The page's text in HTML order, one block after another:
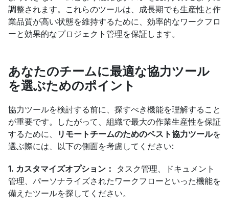
調整されます。これらのツールは、成長期でも生産性と作
業品質が高い状態を維持するために、効率的なワークフロ
ーと効果的なプロジェクト管理を保証します。
あなたのチームに最適な協力ツール
を選ぶためのポイント
協力ツールを検討する前に、探すべき機能を理解すること
が重要です。したがって、組織で最大の作業生産性を保証
するために、
リモートチームのためのベスト協力ツールを
選ぶ際には、以下の側面を考慮してください:
1. カスタマイズオプション：
タスク管理、ドキュメント
管理、パーソナライズされたワークフローといった機能を
備えたツールを探してください。